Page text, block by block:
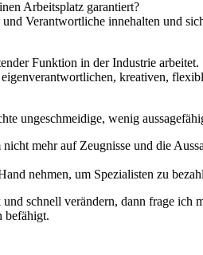
Arbeitsplatz garantiert?
Verantwortliche innehalten und
Funktion in der Industrie
kreativen,
ungeschmeidige, wenig
mehr auf Zeugnisse und die
nehmen, um Spezialisten zu
schnell verändern, dann frage
befähigt.